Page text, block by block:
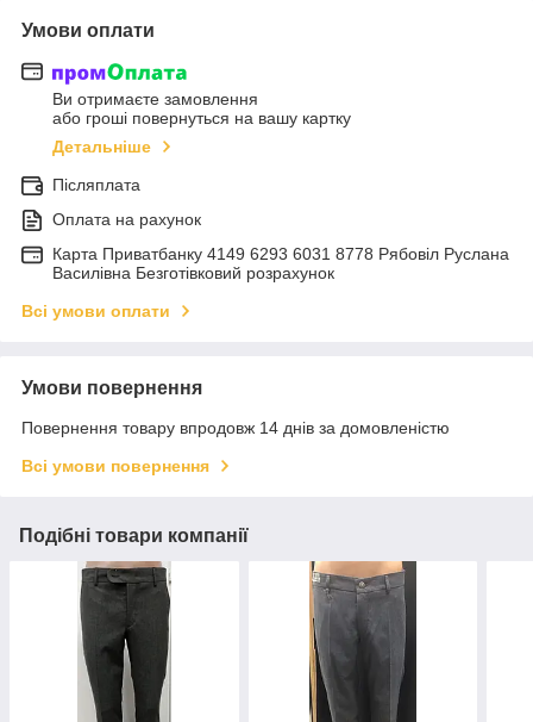
Умови оплати
Ви отримаєте замовлення
або гроші повернуться на вашу картку
Детальніше
Післяплата
Оплата на рахунок
Карта Приватбанку 4149 6293 6031 8778 Рябовіл Руслана
Василівна Безготівковий розрахунок
Всі умови оплати
Умови повернення
Повернення товару впродовж 14 днів за домовленістю
Всі умови повернення
Подібні товари компанії